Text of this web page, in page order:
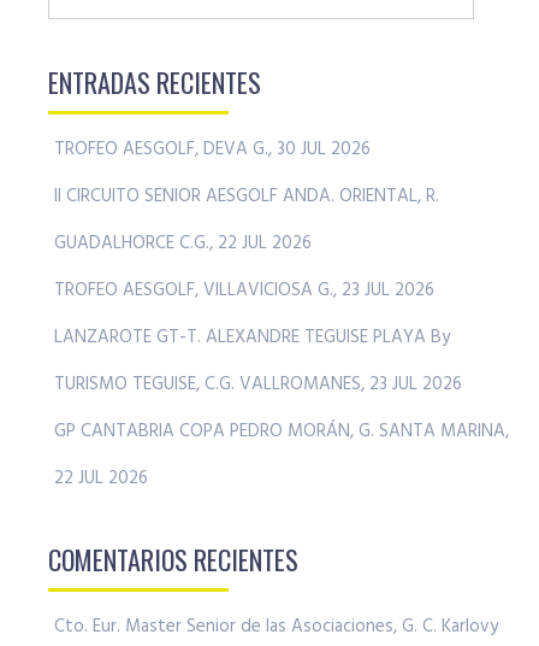
ENTRADAS RECIENTES
TROFEO AESGOLF, DEVA G., 30 JUL 2026
II CIRCUITO SENIOR AESGOLF ANDA. ORIENTAL, R.
GUADALHORCE C.G., 22 JUL 2026
TROFEO AESGOLF, VILLAVICIOSA G., 23 JUL 2026
LANZAROTE GT-T. ALEXANDRE TEGUISE PLAYA By
TURISMO TEGUISE, C.G. VALLROMANES, 23 JUL 2026
GP CANTABRIA COPA PEDRO MORÁN, G. SANTA MARINA,
22 JUL 2026
COMENTARIOS RECIENTES
Cto. Eur. Master Senior de las Asociaciones, G. C. Karlovy